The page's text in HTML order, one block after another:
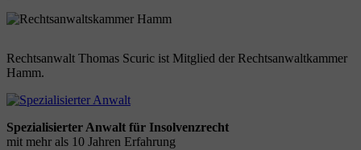
Rechtsanwalt Thomas Scuric ist Mitglied der Rechtsanwaltkammer
Hamm.
Spezialisierter Anwalt für Insolvenzrecht
mit mehr als 10 Jahren Erfahrung